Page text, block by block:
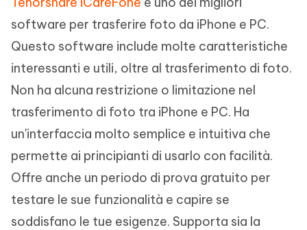
software per trasferire foto da iPhone e PC.
Questo software include molte caratteristiche
interessanti e utili, oltre al trasferimento di foto.
Non ha alcuna restrizione o limitazione nel
trasferimento di foto tra iPhone e PC. Ha
un'interfaccia molto semplice e intuitiva che
permette ai principianti di usarlo con facilità.
Offre anche un periodo di prova gratuito per
testare le sue funzionalità e capire se
soddisfano le tue esigenze. Supporta sia la